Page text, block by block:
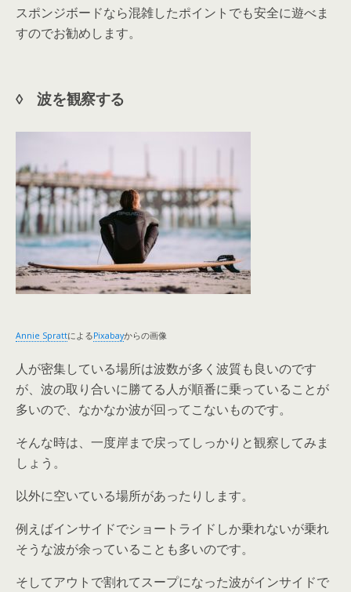
スポンジボードなら混雑したポイントでも安全に遊べま
すのでお勧めします。
◊ 波を観察する
Annie SprattによるPixabayからの画像
人が密集している場所は波数が多く波質も良いのです
が、波の取り合いに勝てる人が順番に乗っていることが
多いので、なかなか波が回ってこないものです。
そんな時は、一度岸まで戻ってしっかりと観察してみま
しょう。
以外に空いている場所があったりします。
例えばインサイドでショートライドしか乗れないが乗れ
そうな波が余っていることも多いのです。
そしてアウトで割れてスープになった波がインサイドで